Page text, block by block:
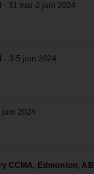
- 31 mai-2 juin 2024
- 3-5 juin 2024
juin 2024
CCMA, Edmonton, AB